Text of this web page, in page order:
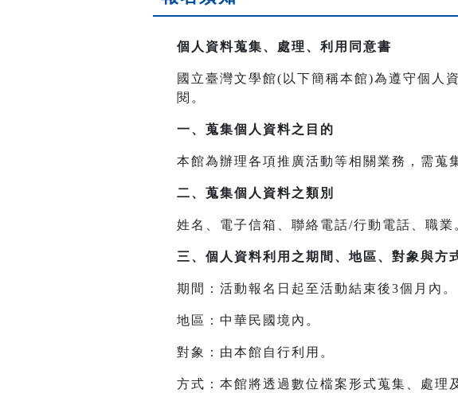
個人資料蒐集、處理、利用同意書
國立臺灣文學館(以下簡稱本館)為遵守個人
閱。
一、 蒐集個人資料之目的
本館為辦理各項推廣活動等相關業務，需蒐
二、 蒐集個人資料之類別
姓名、電子信箱、聯絡電話/行動電話、職業
三、 個人資料利用之期間、地區、對象與方
期間：活動報名日起至活動結束後3個月內。
地區：中華民國境內。
對象：由本館自行利用。
方式：本館將透過數位檔案形式蒐集、處理